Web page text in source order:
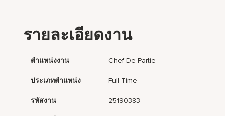
รายละเอียดงาน
ตำแหน่งงาน Chef De Partie
ประเภทตำแหน่ง Full Time
รหัสงาน 25190383